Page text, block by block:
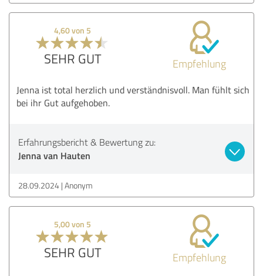
4,60 von 5
SEHR GUT Empfehlung
Jenna ist total herzlich und verständnisvoll. Man fühlt sich
bei ihr Gut aufgehoben.
Erfahrungsbericht & Bewertung zu:
Jenna van Hauten
28.09.2024 Anonym
5,00 von 5
SEHR GUT Empfehlung